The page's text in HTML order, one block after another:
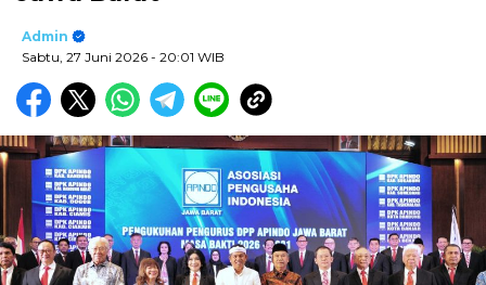
Admin
Sabtu, 27 Juni 2026 - 20:01 WIB